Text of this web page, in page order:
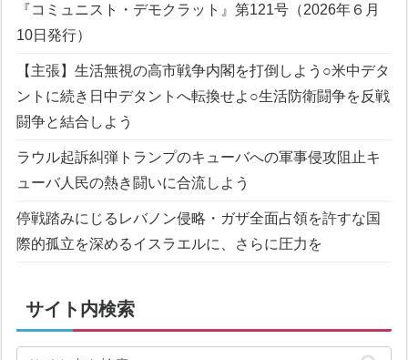
『コミュニスト・デモクラット』第121号（2026年６月
10日発行）
【主張】生活無視の高市戦争内閣を打倒しよう ○米中デタ
ントに続き日中デタントへ転換せよ ○生活防衛闘争を反戦
闘争と結合しよう
ラウル起訴糾弾 トランプのキューバへの軍事侵攻阻止キ
ューバ人民の熱き闘いに合流しよう
停戦踏みにじるレバノン侵略・ガザ全面占領を許すな国
際的孤立を深めるイスラエルに、さらに圧力を
サイト内検索